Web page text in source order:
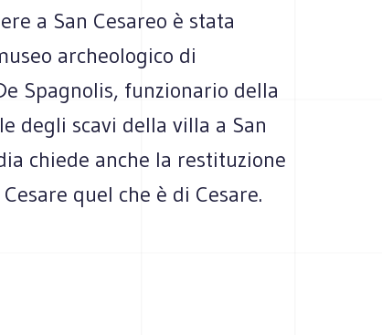
a San Cesareo è stata
archeologico di
Spagnolis, funzionario della
degli scavi della villa a San
chiede anche la restituzione
quel che è di Cesare.